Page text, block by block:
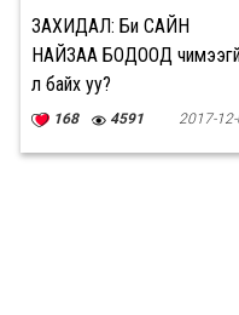
ЗАХИДАЛ: Би САЙН
НАЙЗАА БОДООД
л байх уу?
168 4591 2017-